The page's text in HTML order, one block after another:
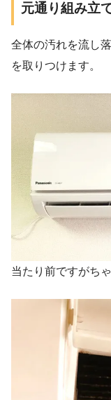
元通り組み立
全体の汚れを流し
を取りつけます。
当たり前ですがち